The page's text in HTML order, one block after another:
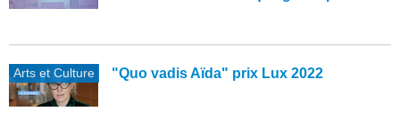
Arts et Culture "Quo vadis Aïda" prix Lux 2022